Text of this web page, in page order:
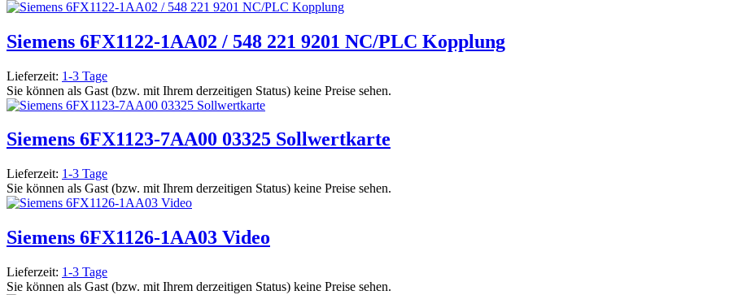
Siemens 6FX1122-1AA02 / 548 221 9201 NC/PLC Kopplung
Lieferzeit: 1-3 Tage
Sie können als Gast (bzw. mit Ihrem derzeitigen Status) keine Preise sehen.
Siemens 6FX1123-7AA00 03325 Sollwertkarte
Lieferzeit: 1-3 Tage
Sie können als Gast (bzw. mit Ihrem derzeitigen Status) keine Preise sehen.
Siemens 6FX1126-1AA03 Video
Lieferzeit: 1-3 Tage
Sie können als Gast (bzw. mit Ihrem derzeitigen Status) keine Preise sehen.